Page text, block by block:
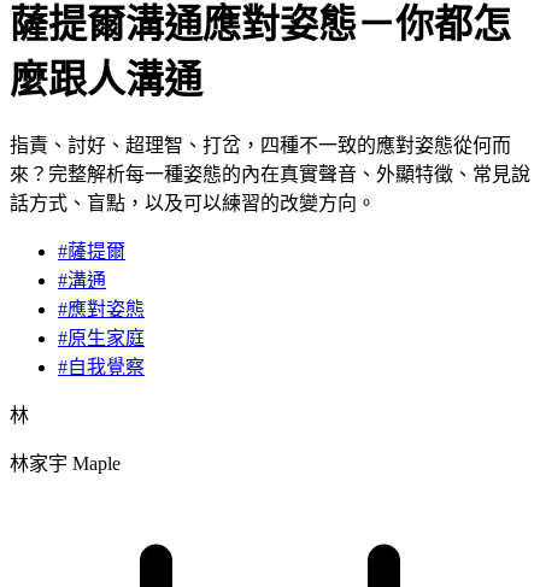
薩提爾溝通應對姿態－你都怎
麼跟人溝通
指責、討好、超理智、打岔，四種不一致的應對姿態從何而
來？完整解析每一種姿態的內在真實聲音、外顯特徵、常見說
話方式、盲點，以及可以練習的改變方向。
#薩提爾
#溝通
#應對姿態
#原生家庭
#自我覺察
林
林家宇 Maple